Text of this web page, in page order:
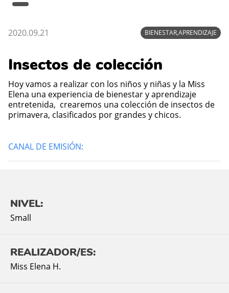
2020.09.21 BIENESTAR,APRENDIZAJE
Insectos de colección
Hoy vamos a realizar con los niños y niñas y la Miss
Elena una experiencia de bienestar y aprendizaje
entretenida, crearemos una colección de insectos de
primavera, clasificados por grandes y chicos.
CANAL DE EMISIÓN:
NIVEL:
Small
REALIZADOR/ES:
Miss Elena H.